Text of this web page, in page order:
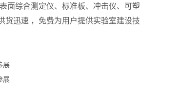
面综合测定仪、标准板、冲击仪、可塑
货迅速 ，免费为用户提供实验室建设技